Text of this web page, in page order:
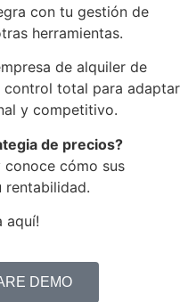
con tu gestión de
herramientas.
de alquiler de
control total para adaptar
y competitivo.
de precios?
conoce cómo sus
rentabilidad.
aquí!
DEMO